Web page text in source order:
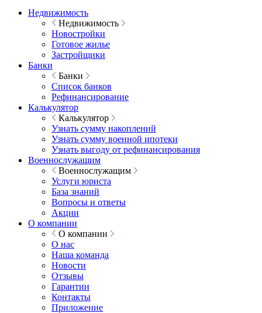
Недвижимость
Недвижимость
Новостройки
Готовое жилье
Застройщики
Банки
Банки
Список банков
Рефинансирование
Калькулятор
Калькулятор
Узнать сумму накоплений
Узнать сумму военной ипотеки
Узнать выгоду от рефинансирования
Военнослужащим
Военнослужащим
Услуги юриста
База знаний
Вопросы и ответы
Акции
О компании
О компании
О нас
Наша команда
Новости
Отзывы
Гарантии
Контакты
Приложение